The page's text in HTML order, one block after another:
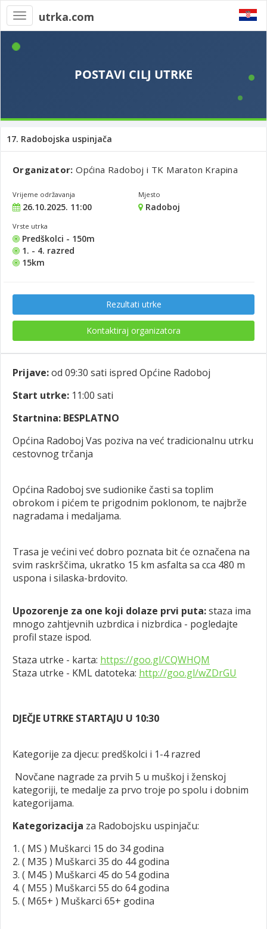
Toggle
navigation
utrka.com
17. Radobojska uspinjača
Organizator:Općina Radoboj i TK Maraton Krapina
Vrijeme održavanja
26.10.2025. 11:00
Mjesto
Radoboj
Vrste utrka
Predškolci - 150m
1. - 4. razred
15km
Rezultati utrke
Kontaktiraj organizatora
Prijave:od 09:30 sati ispred Općine Radoboj
Start utrke: 11:00 sati
Startnina: BESPLATNO
Općina Radoboj Vas poziva na već tradicionalnu utrku
cestovnog trčanja
Općina Radoboj sve sudionike časti sa toplim
obrokom i pićem te prigodnim poklonom, te najbrže
nagradama i medaljama.
Trasa je većini već dobro poznata bit će označena na
svim raskrščima, ukratko 15 km asfalta sa cca 480 m
uspona i silaska-brdovito.
Upozorenje za one koji dolaze prvi puta:staza ima
mnogo zahtjevnih uzbrdica i nizbrdica - pogledajte
profil staze ispod.
Staza utrke - karta: https://goo.gl/CQWHQM
Staza utrke - KML datoteka: http://goo.gl/wZDrGU
DJEČJE UTRKE STARTAJU U 10:30
Kategorije za djecu: predškolci i 1-4 razred
Novčane nagrade za prvih 5 u muškoj i ženskoj
kategoriji, te medalje za prvo troje po spolu i dobnim
kategorijama.
Kategorizacija za Radobojsku uspinjaču:
1. ( MS ) Muškarci 15 do 34 godina
2. ( M35 ) Muškarci 35 do 44 godina
3. ( M45 ) Muškarci 45 do 54 godina
4. ( M55 ) Muškarci 55 do 64 godina
5. ( M65+ ) Muškarci 65+ godina